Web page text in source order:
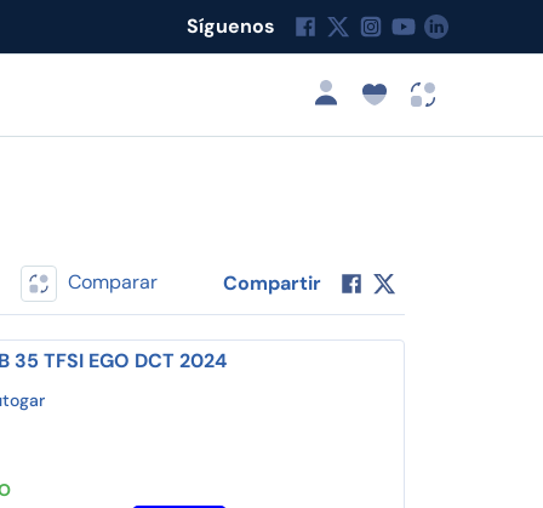
Síguenos
Comparar Compartir
35 TFSI EGO DCT 2024